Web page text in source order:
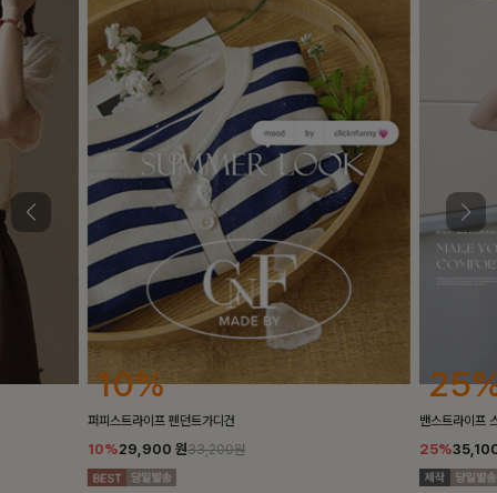
25%
밴스트라이프 스트링원피스
25%35,100 원46,800원
10%
[5천장돌파/
10%